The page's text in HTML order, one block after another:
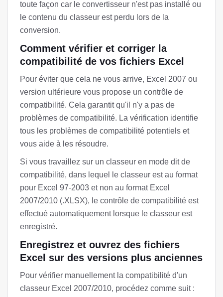
toute façon car le convertisseur n'est pas installé ou
le contenu du classeur est perdu lors de la
conversion.
Comment vérifier et corriger la
compatibilité de vos fichiers Excel
Pour éviter que cela ne vous arrive, Excel 2007 ou
version ultérieure vous propose un contrôle de
compatibilité. Cela garantit qu'il n'y a pas de
problèmes de compatibilité. La vérification identifie
tous les problèmes de compatibilité potentiels et
vous aide à les résoudre.
Si vous travaillez sur un classeur en mode dit de
compatibilité, dans lequel le classeur est au format
pour Excel 97-2003 et non au format Excel
2007/2010 (.XLSX), le contrôle de compatibilité est
effectué automatiquement lorsque le classeur est
enregistré.
Enregistrez et ouvrez des fichiers
Excel sur des versions plus anciennes
Pour vérifier manuellement la compatibilité d'un
classeur Excel 2007/2010, procédez comme suit :